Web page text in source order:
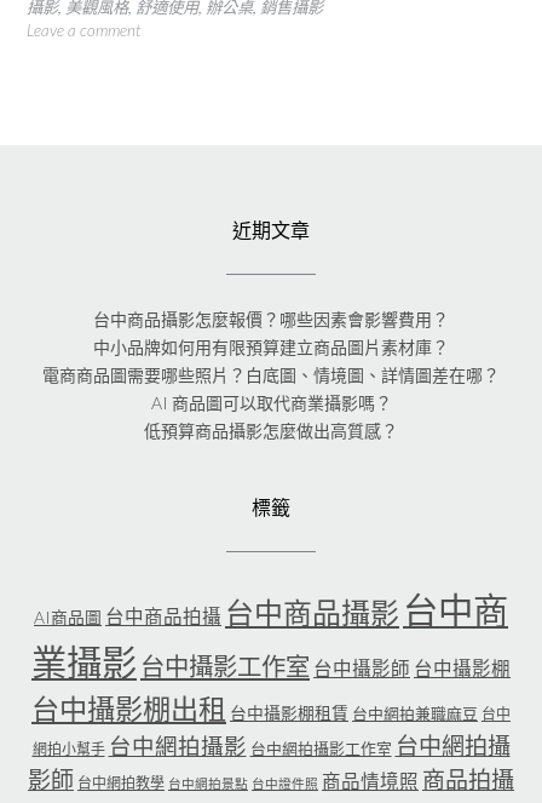
攝影, 美觀風格, 舒適使用, 辦公桌, 銷售攝影
Leave a comment
近期文章
台中商品攝影怎麼報價？哪些因素會影響費用？
中小品牌如何用有限預算建立商品圖片素材庫？
電商商品圖需要哪些照片？白底圖、情境圖、詳情圖差在哪？
AI 商品圖可以取代商業攝影嗎？
低預算商品攝影怎麼做出高質感？
標籤
AI商品圖 台中商品拍攝 台中商品攝影 台中商
業攝影 台中攝影工作室 台中攝影師 台中攝影棚
台中攝影棚出租 台中攝影棚租賃 台中網拍兼職麻豆 台中
網拍小幫手 台中網拍攝影 台中網拍攝影工作室 台中網拍攝
影師 台中網拍教學 台中網拍景點 台中證件照 商品情境照 商品拍攝